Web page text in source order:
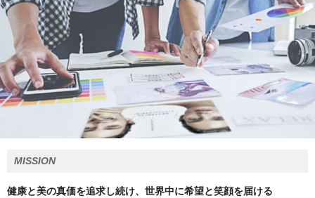
MISSION
健康と美の真価を追求し続け、世界中に希望と笑顔を届ける